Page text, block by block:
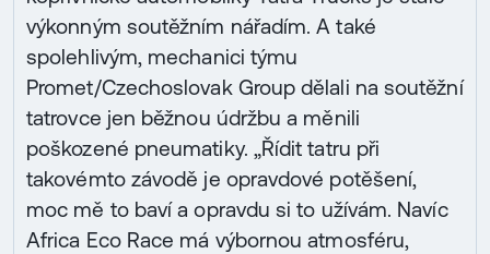
výkonným soutěžním nářadím. A také
spolehlivým, mechanici týmu
Promet/Czechoslovak Group dělali na soutěžní
tatrovce jen běžnou údržbu a měnili
poškozené pneumatiky. „Řídit tatru při
takovémto závodě je opravdové potěšení,
moc mě to baví a opravdu si to užívám. Navíc
Africa Eco Race má výbornou atmosféru,